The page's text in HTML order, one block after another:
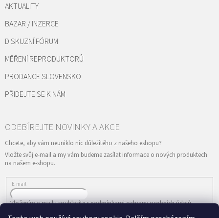
AKTUALITY
BAZAR / INZERCE
DISKUZNÍ FÓRUM
MĚŘENÍ REPRODUKTORŮ
PRODANCE SLOVENSKO
PŘIDEJTE SE K NÁM
Vložte svůj e-mail a my vám budeme zasílat informace o nových produktech
na našem e-shopu.
E-mail
Vložením e-mailu souhlasíte spodmínkami ochrany osobních údajů